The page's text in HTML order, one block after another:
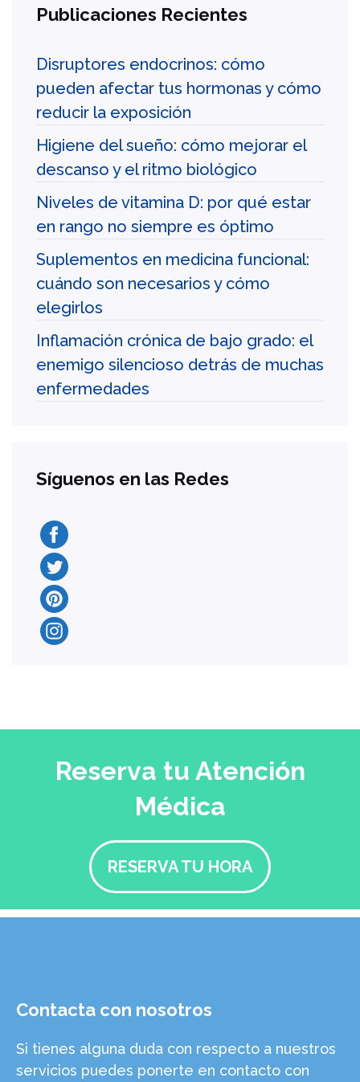
Publicaciones Recientes
Disruptores endocrinos: cómo
pueden afectar tus hormonas y cómo
reducir la exposición
Higiene del sueño: cómo mejorar el
descanso y el ritmo biológico
Niveles de vitamina D: por qué estar
en rango no siempre es óptimo
Suplementos en medicina funcional:
cuándo son necesarios y cómo
elegirlos
Inflamación crónica de bajo grado: el
enemigo silencioso detrás de muchas
enfermedades
Síguenos en las Redes
Reserva tu Atención
Médica
RESERVA TU HORA
Contacta con nosotros
Si tienes alguna duda con respecto a nuestros
servicios puedes ponerte en contacto con